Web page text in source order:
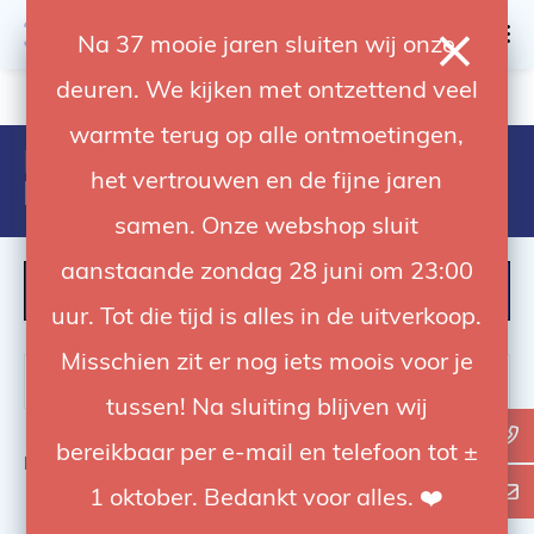
Na 37 mooie jaren sluiten wij onze
deuren. We kijken met ontzettend veel
warmte terug op alle ontmoetingen,
het vertrouwen en de fijne jaren
samen. Onze webshop sluit
aanstaande zondag 28 juni om 23:00
uur. Tot die tijd is alles in de uitverkoop.
Misschien zit er nog iets moois voor je
tussen! Na sluiting blijven wij
bereikbaar per e-mail en telefoon tot ±
1 oktober. Bedankt voor alles. ❤️
4.92 / 5 op trusted shops
Producten getagd met aputure
led lamp
Bekijk0 van de 0 producten